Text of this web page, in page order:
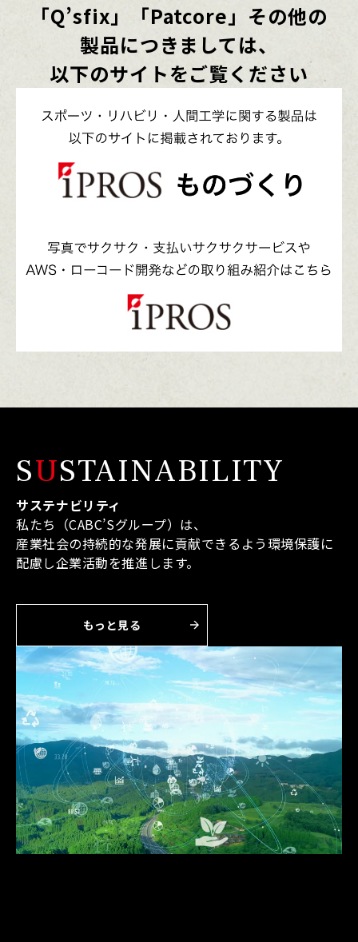
「Q’sfix」「Patcore」その他の
製品につきましては、
以下のサイトをご覧ください
SUSTAINABILITY
サステナビリティ
私たち（CABC’Sグループ）は、
産業社会の持続的な発展に貢献できるよう環境保護に
配慮し企業活動を推進します。
もっと見る